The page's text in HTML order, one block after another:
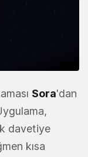
Sora'dan
davetiye
kısa